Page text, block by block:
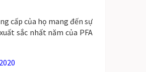
cấp của họ mang đến sự
sắc nhất năm của PFA